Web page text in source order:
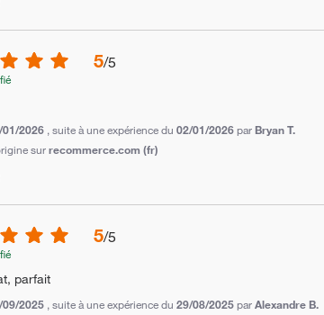
5/5
01/2026 , suite à une expérience du02/01/2026 par Bryan T.
surrecommerce.com (fr)
5/5
parfait
09/2025 , suite à une expérience du29/08/2025 parAlexandre B.